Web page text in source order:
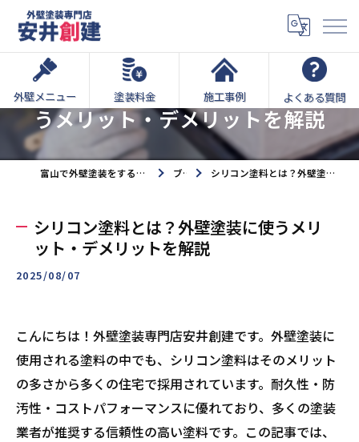
外壁メニュー 塗装料金 施工事例 よくある質問
シリコン塗料とは？外壁塗装に使
うメリット・デメリットを解説
富山で外壁塗装をするなら外壁塗装専門店安井創建へ ブログ シリコン塗料とは？外壁塗装に使うメリット・デメリットを解説
シリコン塗料とは？外壁塗装に使うメリ
ット・デメリットを解説
2025/08/07
こんにちは！外壁塗装専門店安井創建です。外壁塗装に
使用される塗料の中でも、シリコン塗料はそのメリット
の多さから多くの住宅で採用されています。耐久性・防
汚性・コストパフォーマンスに優れており、多くの塗装
業者が推奨する信頼性の高い塗料です。この記事では、